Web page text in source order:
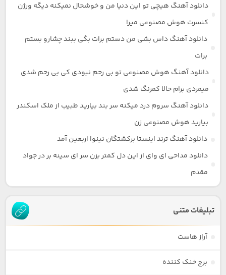
دانلود آهنگ هیچی تو این دنیا من و خوشحال نمیکنه دیگه ورژن
کنسرت هوش مصنوعی میرا
دانلود آهنگ داس بشی من دستم برات بگی ببند چشارو بستم
برات
دانلود آهنگ هوش مصنوعی تو بی رحم نبودی کی بی رحم شدی
میمردی برام حالا کمرنگ شدی
دانلود آهنگ سروم درد میکنه سر بند بیارید طبیب از ملک اسکندر
بیارید هوش مصنوعی زن
دانلود آهنگ ترند اینستا برکشتگان نینوا اربعین آمد
دانلود مداحی ای وای از این دل کمتر بزن سر ای سینه بر در جواد
مقدم
تبلیغات متنی
آراز هاست
برج خنک کننده